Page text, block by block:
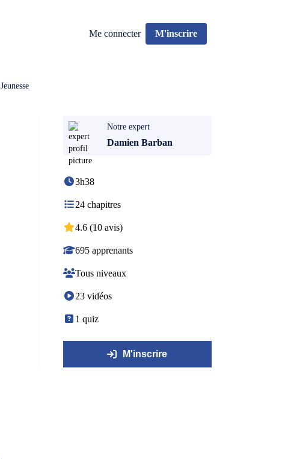
Me connecter M'inscrire
Jeunesse
Notre expert
Damien Barban
3h38
24 chapitres
4.6 (10 avis)
695 apprenants
Tous niveaux
23 vidéos
1 quiz
M'inscrire